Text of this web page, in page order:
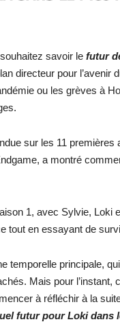
savoir le futur
directeur pour l’avenir
ou les grèves à
sur les 11
a montré
1, avec Sylvie, Loki
tout en essayant de
temporelle principale,
Mais pour l’instant,
à réfléchir à la
futur pour Loki dans